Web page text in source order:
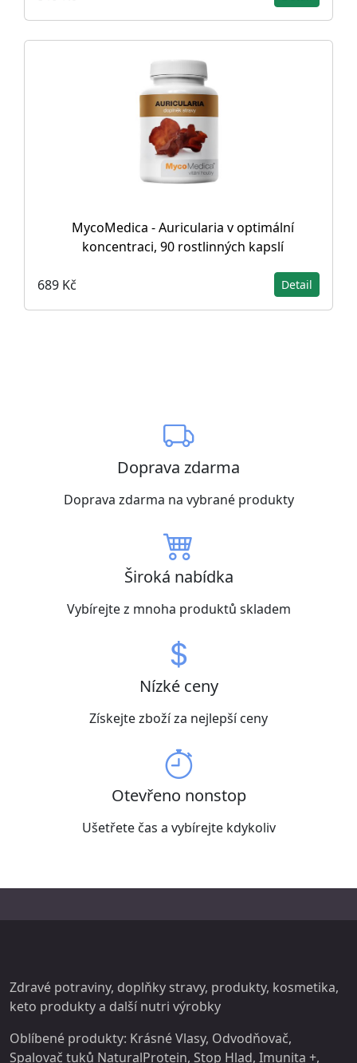
MycoMedica - Auricularia v optimální
koncentraci, 90 rostlinných kapslí
689 Kč Detail
Doprava zdarma
Doprava zdarma na vybrané produkty
Široká nabídka
Vybírejte z mnoha produktů skladem
Nízké ceny
Získejte zboží za nejlepší ceny
Otevřeno nonstop
Ušetřete čas a vybírejte kdykoliv
Zdravé potraviny, doplňky stravy, produkty, kosmetika,
keto produkty a další nutri výrobky
Oblíbené produkty: Krásné Vlasy, Odvodňovač,
Spalovač tuků NaturalProtein, Stop Hlad, Imunita +,